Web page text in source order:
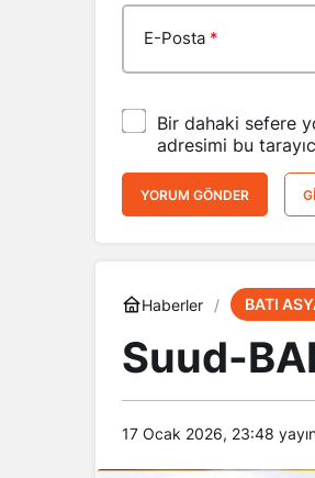
E-Posta *
Bir dahaki sefere
adresimi bu
YORUM GÖNDER
Haberler BATI
Suud-
17 Ocak 2026, 23:48